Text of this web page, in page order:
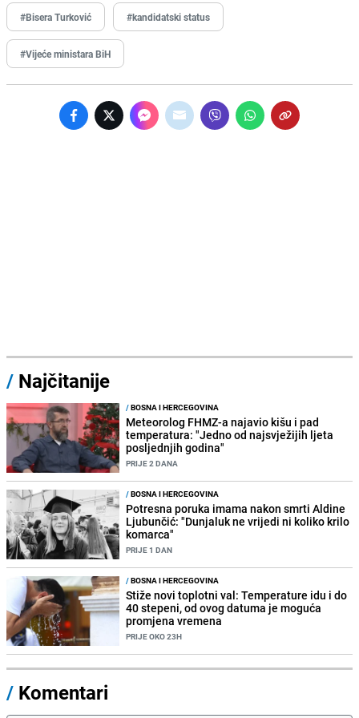
#Bisera Turković #kandidatski status
#Vijeće ministara BiH
/ Najčitanije
/BOSNA I HERCEGOVINA
Meteorolog FHMZ-a najavio kišu i pad
temperatura: "Jedno od najsvježijih ljeta
posljednjih godina"
PRIJE 2 DANA
/BOSNA I HERCEGOVINA
Potresna poruka imama nakon smrti Aldine
Ljubunčić: "Dunjaluk ne vrijedi ni koliko krilo
komarca"
PRIJE 1 DAN
/BOSNA I HERCEGOVINA
Stiže novi toplotni val: Temperature idu i do
40 stepeni, od ovog datuma je moguća
promjena vremena
PRIJE OKO 23H
/ Komentari